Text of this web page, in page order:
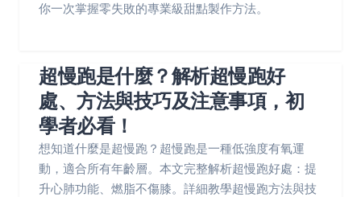
你一次掌握零失敗的專業級甜點製作方法。
超慢跑是什麼？解析超慢跑好
處、方法與技巧及注意事項，初
學者必看！
想知道什麼是超慢跑？超慢跑是一種低強度有氧運
動，適合所有年齡層。本文完整解析超慢跑好處：提
升心肺功能、燃脂不傷膝。詳細教學超慢跑方法與技